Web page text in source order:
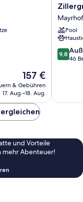
Der
Preis
beträgt
157 €
& Gebühren
17. Aug.–18. Aug.
Luxury
Resort
Pool
9.8
von
9,8
46
und Vorteile
mehr Abenteuer!